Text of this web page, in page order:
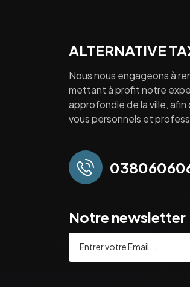
ALTERNATIVE
Nous nous engageons à
mettant à profit notre
approfondie de la ville, afin
vous personnels et
Notre newsletter